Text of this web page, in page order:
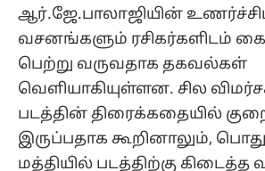
ஆர்.ஜே.பாலாஜியின்
வசனங்களும் ரசிகர்களிடம்
பெற்று வருவதாக தகவல்கள்
வெளியாகியுள்ளன. சில
படத்தின் திரைக்கதையில்
இருப்பதாக கூறினாலும்,
மத்தியில் படத்திற்கு கிடைத்த